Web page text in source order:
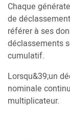
Chaque
de
référer à ses
déclassements
cumulatif.
Lorsqu&39;un
nominale
multiplicateur.